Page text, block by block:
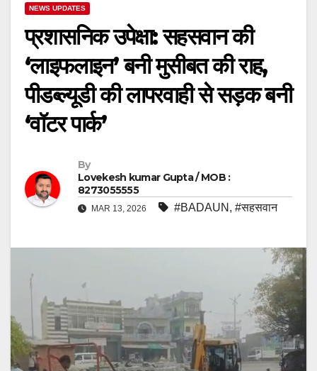
NEWS UPDATES
प्रशासनिक उपेक्षा: सहसवान की
‘लाइफलाइन’ बनी मुसीबत की राह,
पीडब्ल्यूडी की लापरवाही से सड़क बनी
‘वॉटर पार्क’
By
Lovekesh kumar Gupta / MOB :
8273055555
MAR 13, 2026 #BADAUN , #सहसवान